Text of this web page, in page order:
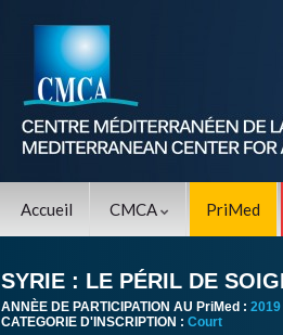
Accueil CMCA PriMed
SYRIE : LE PÉRIL DE
ANNÈE DE PARTICIPATION AU PriMed : 2019
CATEGORIE D'INSCRIPTION : Court